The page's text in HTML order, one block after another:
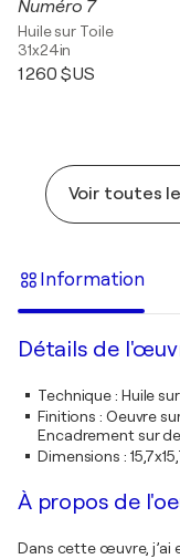
Numéro 7
Huile sur Toile
31x24in
1 260 $US
Voir toutes
Information
Détails de
Technique: Huile
Finitions : Oeuvre
Encadrement sur
Dimensions :
À propos de
Dans cette œuvre, j’ai